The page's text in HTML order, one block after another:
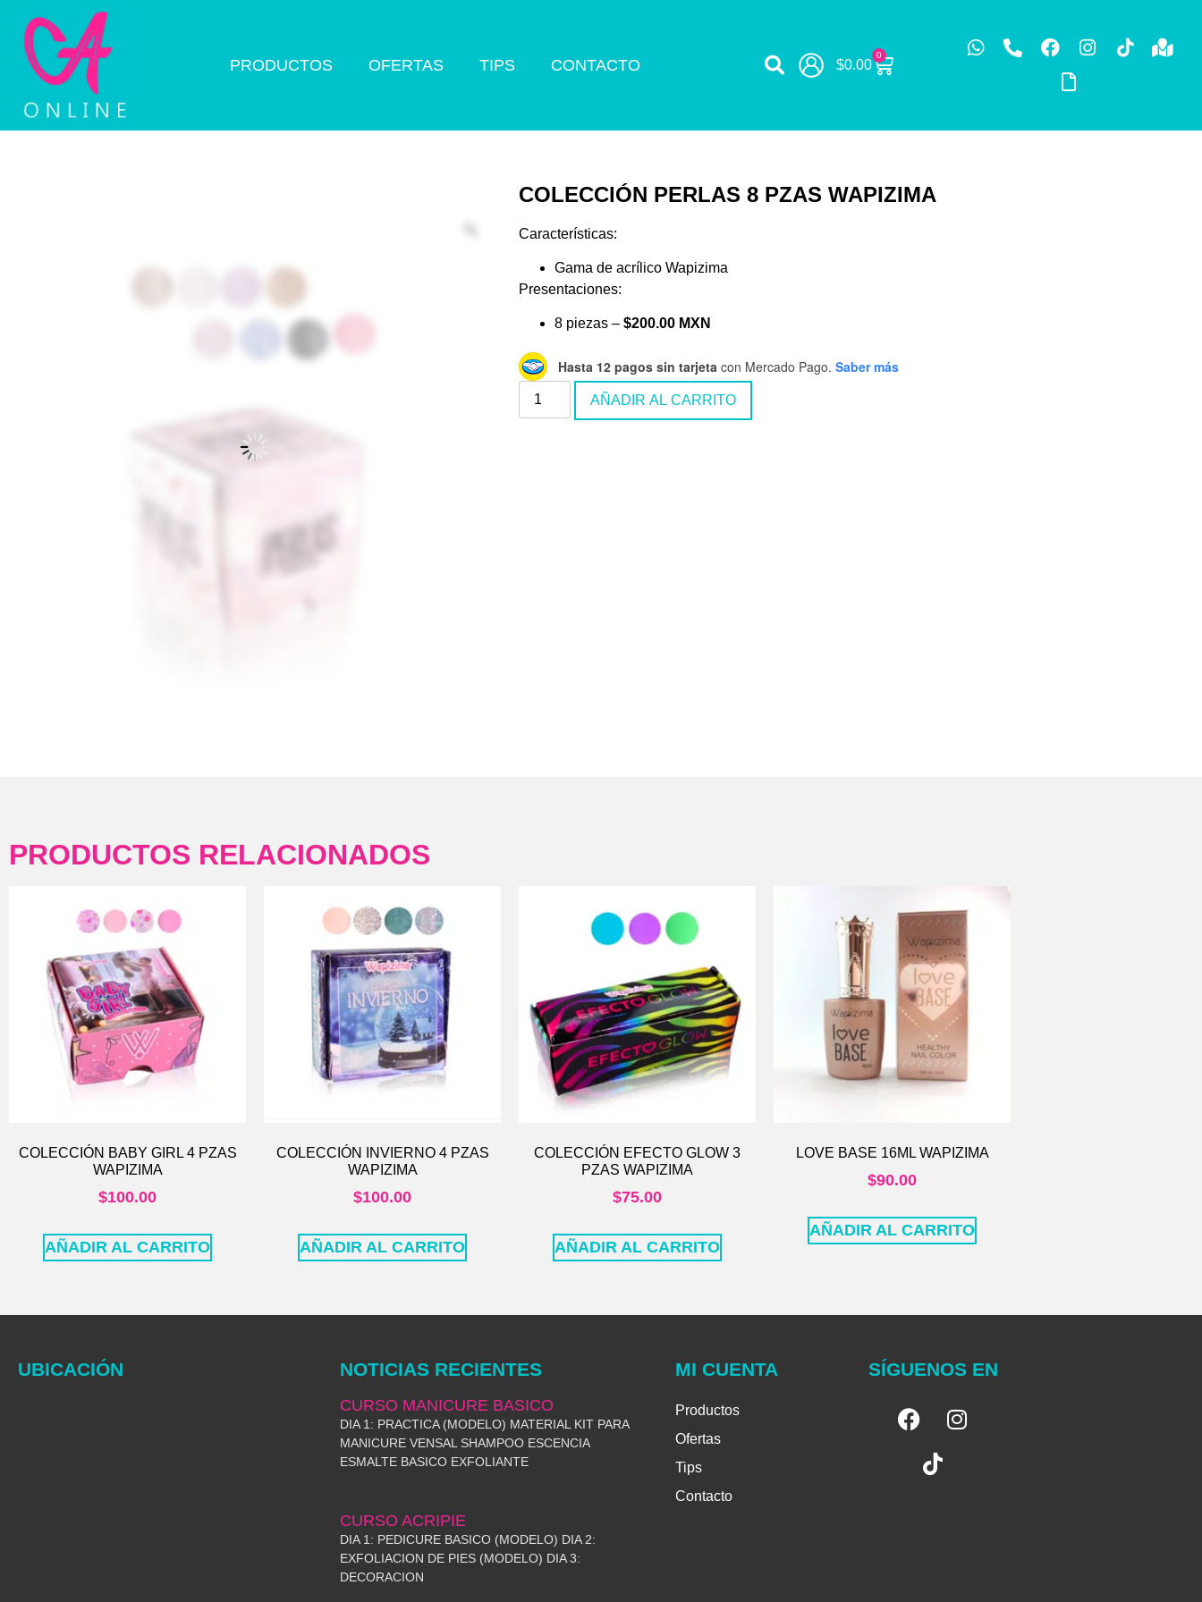
PRODUCTOS OFERTAS TIPS CONTACTO $0.00
0
COLECCIÓN PERLAS 8 PZAS WAPIZIMA
Características:
Gama de acrílico Wapizima
Presentaciones:
8 piezas – $200.00 MXN
Hasta 12 pagos sin tarjeta con Mercado Pago. Saber más
AÑADIR AL CARRITO
PRODUCTOS RELACIONADOS
COLECCIÓN BABY GIRL 4 PZAS
WAPIZIMA
$100.00
AÑADIR AL CARRITO
COLECCIÓN INVIERNO 4 PZAS
WAPIZIMA
$100.00
AÑADIR AL CARRITO
COLECCIÓN EFECTO GLOW 3
PZAS WAPIZIMA
$75.00
AÑADIR AL CARRITO
LOVE BASE 16ML WAPIZIMA
$90.00
AÑADIR AL CARRITO
UBICACIÓN NOTICIAS RECIENTES
CURSO MANICURE BASICO
DIA 1: PRACTICA (MODELO) MATERIAL KIT PARA
MANICURE VENSAL SHAMPOO ESCENCIA
ESMALTE BASICO EXFOLIANTE
CURSO ACRIPIE
DIA 1: PEDICURE BASICO (MODELO) DIA 2:
EXFOLIACION DE PIES (MODELO) DIA 3:
DECORACION
MI CUENTA
Productos
Ofertas
Tips
Contacto
SÍGUENOS EN